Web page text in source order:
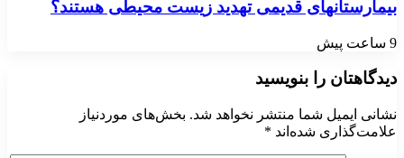
بیمارستانهای قدیمی تهدید زیست محیطی هستند؟
9 ساعت پیش
دیدگاهتان را بنویسید
نشانی ایمیل شما منتشر نخواهد شد. بخش‌های موردنیاز
علامت‌گذاری شده‌اند *